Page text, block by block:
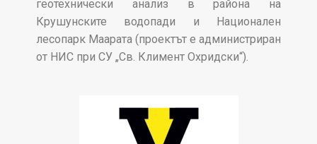
геотехнически анализ в района на
Крушунските водопади и Национален
лесопарк Маарата (проектът е администриран
от НИС при СУ „Св. Климент Охридски“).